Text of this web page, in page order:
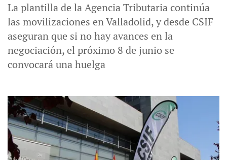
La plantilla de la Agencia Tributaria continúa
las movilizaciones en Valladolid, y desde CSIF
aseguran que si no hay avances en la
negociación, el próximo 8 de junio se
convocará una huelga